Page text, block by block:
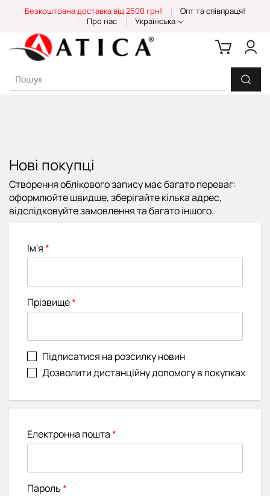
Content
Безкоштовна доставка від 2500 грн!
Опт та співпраця!
Про нас
Українська
Нові покупці
Створення облікового запису має багато переваг:
оформлюйте швидше, зберігайте кілька адрес,
відслідковуйте замовлення та багато іншого.
Ім'я
Прізвище
Підписатися на розсилку новин
Дозволити дистанційну допомогу в покупках
Електронна пошта
Пароль